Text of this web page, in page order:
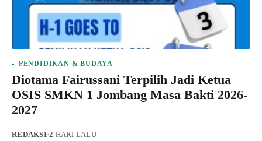
PENDIDIKAN & BUDAYA
Diotama Fairussani Terpilih Jadi Ketua
OSIS SMKN 1 Jombang Masa Bakti 2026-
2027
REDAKSI·2 HARI LALU